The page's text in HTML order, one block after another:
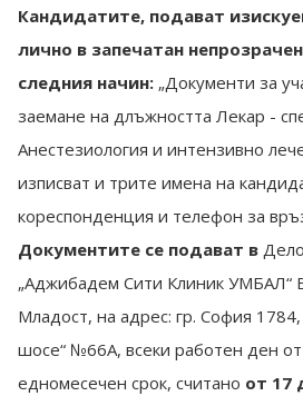
Кандидатите, подават
лично в запечатан
следния начин: „Документи за
заемане на длъжността Лекар -
Анестезиология и интензивно
изписват и трите имена на
кореспонденция и телефон за
Документите се подават в
„Аджибадем Сити Клиник
Младост, на адрес: гр. София
шосе“ №66А, всеки работен ден
едномесечен срок, считано от 17